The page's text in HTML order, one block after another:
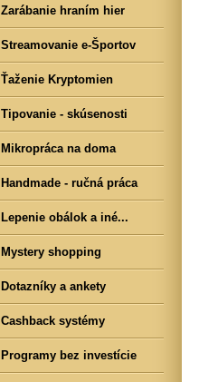
Zarábanie hraním hier
Streamovanie e-Športov
Ťaženie Kryptomien
Tipovanie - skúsenosti
Mikropráca na doma
Handmade - ručná práca
Lepenie obálok a iné...
Mystery shopping
Dotazníky a ankety
Cashback systémy
Programy bez investície